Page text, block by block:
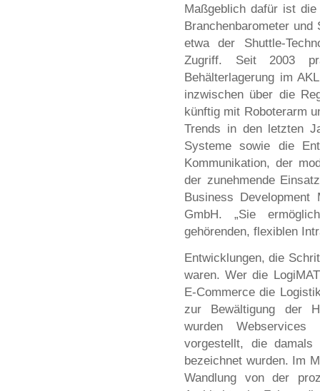
Maßgeblich dafür ist
Branchenbarometer
etwa der Shuttle-
Zugriff. Seit 2003
Behälterlagerung im
inzwischen über die
künftig mit Roboterarm
Trends in den letzten
Systeme sowie die
Kommunikation, der
der zunehmende
Business Development
GmbH. „Sie
gehörenden, flexiblen
Entwicklungen, die
waren. Wer die
E-Commerce die
zur Bewältigung der
wurden Webservices
vorgestellt, die damals
bezeichnet wurden. Im
Wandlung von der